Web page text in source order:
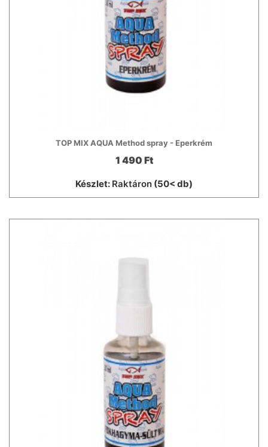
TOP MIX AQUA Method spray - Eperkrém
1 490 Ft
Készlet: Raktáron (50< db)